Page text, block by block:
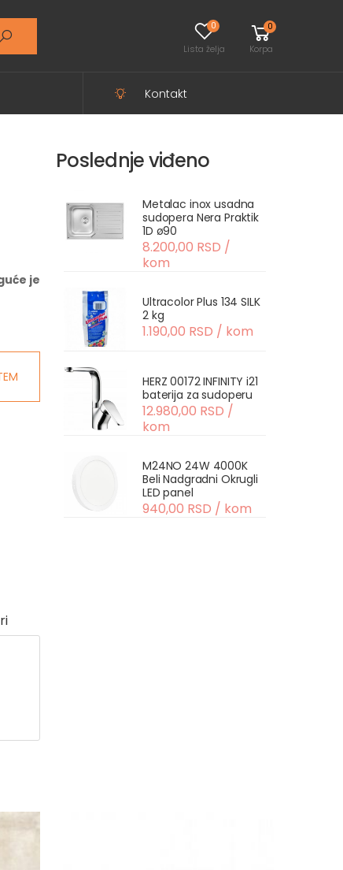
0
Lista želja
0
Korpa
Kontakt
je
Poslednje viđeno
Metalac inox usadna
sudopera Nera Praktik
1D ø90
8.200,00 RSD /
kom
Ultracolor Plus 134 SILK
2 kg
1.190,00 RSD / kom
HERZ 00172 INFINITY i21
baterija za sudoperu
12.980,00 RSD /
kom
M24NO 24W 4000K
Beli Nadgradni Okrugli
LED panel
940,00 RSD / kom